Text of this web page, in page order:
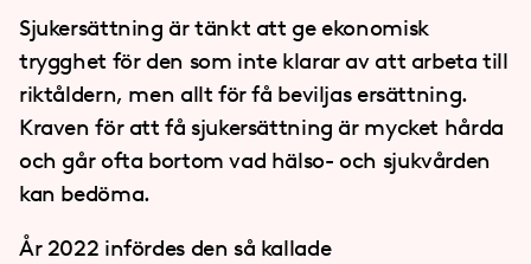
Sjukersättning är tänkt att ge ekonomisk
trygghet för den som inte klarar av att arbeta till
riktåldern, men allt för få beviljas ersättning.
Kraven för att få sjukersättning är mycket hårda
och går ofta bortom vad hälso- och sjukvården
kan bedöma.
År 2022 infördes den så kallade